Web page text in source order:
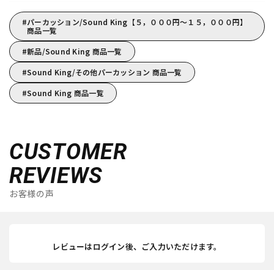
パーカッション/Sound King【５，０００円～１５，０００円】
商品一覧
新品/Sound King 商品一覧
Sound King/その他パーカッション 商品一覧
Sound King 商品一覧
CUSTOMER
REVIEWS
お客様の声
レビューはログイン後、ご入力いただけます。